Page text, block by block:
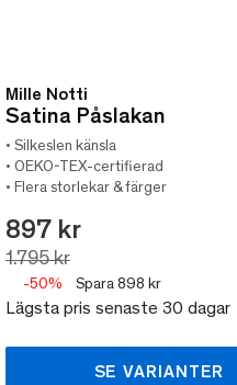
Mille Notti
Satina Påslakan
• Silkeslen känsla
• OEKO-TEX-certifierad
• Flera storlekar & färger
897 kr
1.795 kr
-50% Spara 898 kr
Lägsta pris senaste 30 dagar
SE VARIANTER